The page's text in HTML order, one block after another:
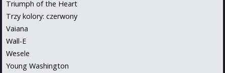
Triumph of the Heart
Trzy kolory: czerwony
Vaiana
Wall-E
Wesele
Young Washington